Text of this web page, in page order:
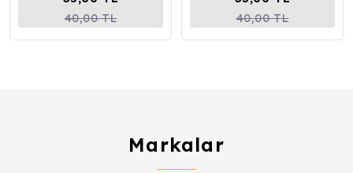
40,00 TL
40,00 TL
Markalar